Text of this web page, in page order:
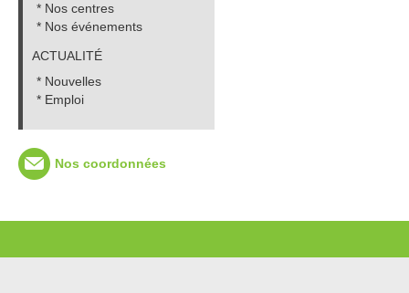
* Nos centres
* Nos événements
ACTUALITÉ
* Nouvelles
* Emploi
Nos coordonnées